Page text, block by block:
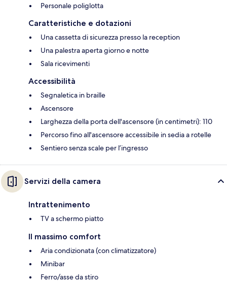
Personale poliglotta
Caratteristiche e dotazioni
Una cassetta di sicurezza presso la reception
Una palestra aperta giorno e notte
Sala ricevimenti
Accessibilità
Segnaletica in braille
Ascensore
Larghezza della porta dell'ascensore (in centimetri): 110
Percorso fino all'ascensore accessibile in sedia a rotelle
Sentiero senza scale per l’ingresso
Servizi della camera
Intrattenimento
TV a schermo piatto
Il massimo comfort
Aria condizionata (con climatizzatore)
Minibar
Ferro/asse da stiro